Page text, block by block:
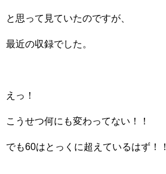
と思って見ていたのですが、
最近の収録でした。
えっ！
こうせつ何にも変わってない！！
でも60はとっくに超えているはず！！